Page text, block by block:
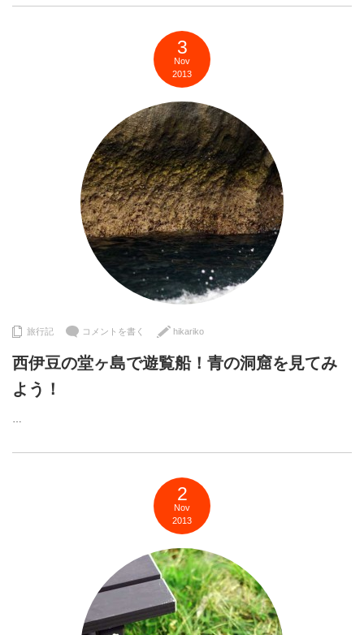
3
Nov
2013
旅行記 コメントを書く hikariko
西伊豆の堂ヶ島で遊覧船！青の洞窟を見てみ
よう！
…
2
Nov
2013